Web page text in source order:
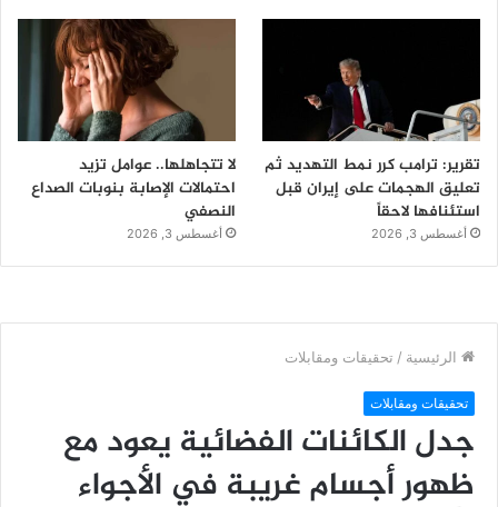
تقرير: ترامب كرر نمط التهديد ثم
تعليق الهجمات على إيران قبل
استئنافها لاحقاً
أغسطس 3, 2026
لا تتجاهلها.. عوامل تزيد
احتمالات الإصابة بنوبات الصداع
النصفي
أغسطس 3, 2026